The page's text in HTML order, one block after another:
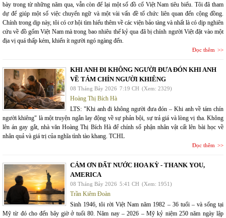
bày trong từ những năm qua, vẫn còn để lại một số đồ cổ Việt Nam tiêu biểu. Tôi đã tham
dự để giúp một số việc chuyển ngữ và một vài vấn đề tổ chức liên quan đến cộng đồng.
Chính trong dịp này, tôi có cơ hội tìm hiểu thêm về các viện bảo tàng và nhất là có dịp nghiên
cứu về đồ gốm Việt Nam mà trong bao nhiêu thế kỷ qua đã bị chính người Việt đặt vào một
địa vị quá thấp kém, khiến ít người ngó ngàng đến.
Đọc thêm
KHI ANH ĐI KHÔNG NGƯỜI ĐƯA ĐÓN KHI ANH
VỀ TÁM CHÍN NGƯỜI KHIÊNG
08 Tháng Bảy 2026 7:19 CH (Xem: 2329)
Hoàng Thị Bích Hà
LTS: "Khi anh đi không người đưa đón – Khi anh về tám chín
người khiêng" là một truyện ngắn lay động về sự phản bội, sự trả giá và lòng vị tha. Không
lên án gay gắt, nhà văn Hoàng Thị Bích Hà để chính số phận nhân vật cất lên bài học về
nhân quả và giá trị của nghĩa tình tào khang. TCHL
Đọc thêm
CÁM ƠN ĐẤT NƯỚC HOA KỲ - THANK YOU,
AMERICA
08 Tháng Bảy 2026 5:41 CH (Xem: 1951)
Trần Kiêm Đoàn
Sinh 1946, tôi rời Việt Nam năm 1982 – 36 tuổi – và sống tại
Mỹ từ đó cho đến bây giờ ở tuổi 80. Năm nay – 2026 – Mỹ kỷ niệm 250 năm ngày lập